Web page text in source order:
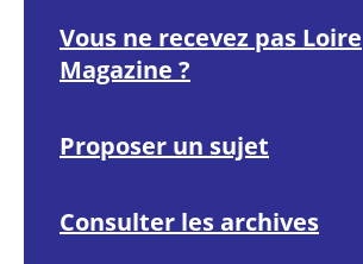
Vous ne recevez pas Loire
Magazine ?
Proposer un sujet
Consulter les archives